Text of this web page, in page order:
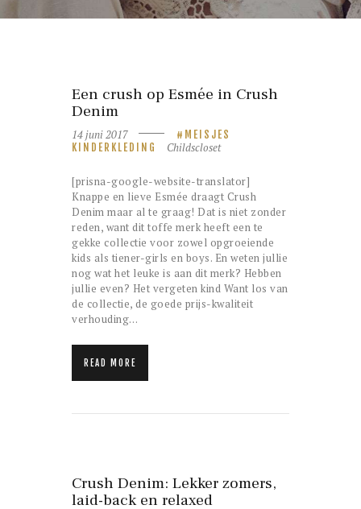
Een crush op Esmée in Crush
Denim
14 juni 2017
MEISJES
KINDERKLEDING
Childscloset
[prisna-google-website-translator]
Knappe en lieve Esmée draagt Crush
Denim maar al te graag! Dat is niet zonder
reden, want dit toffe merk heeft een te
gekke collectie voor zowel opgroeiende
kids als tiener-girls en boys. En weten jullie
nog wat het leuke is aan dit merk? Hebben
jullie even? Het vergeten kind Want los van
de collectie, de goede prijs-kwaliteit
verhouding…
READ MORE
Crush Denim: Lekker zomers,
laid-back en relaxed